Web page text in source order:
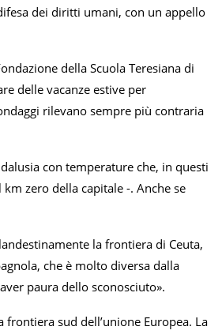
dei diritti umani, con un appello
della Scuola Teresiana di
delle vacanze estive per
rilevano sempre più contraria
con temperature che, in questi
zero della capitale -. Anche se
la frontiera di Ceuta,
che è molto diversa dalla
paura dello sconosciuto».
sud dell’unione Europea. La